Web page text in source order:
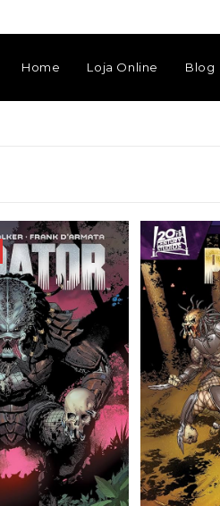
Home Loja Online Blog